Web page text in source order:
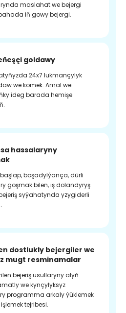
maslahat we bejergi
iň gowy bejergi.
goldawy
24x7 lukmançylyk
we kömek. Amal we
ideg barada hemişe
hassalaryny
boşadylýança, dürli
goşmak bilen, iş dolandyryş
syýahatynda yzygiderli
dostlukly bejergiler we
mugt resminamalar
bejeriş usullaryny alyň.
we kynçylyksyz
programma arkaly ýüklemek
tejribesi.